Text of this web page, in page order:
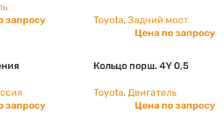
запросу
Toyota,Задний мост
Цена по запросу
запросу
Кольцо порш. 4Y 0,5
Toyota,Двигатель
Цена по запросу